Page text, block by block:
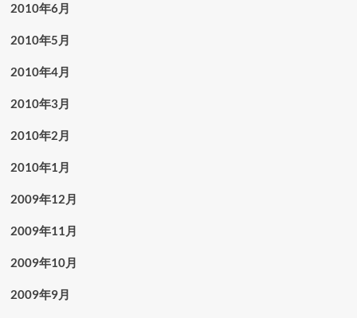
2010年6月
2010年5月
2010年4月
2010年3月
2010年2月
2010年1月
2009年12月
2009年11月
2009年10月
2009年9月